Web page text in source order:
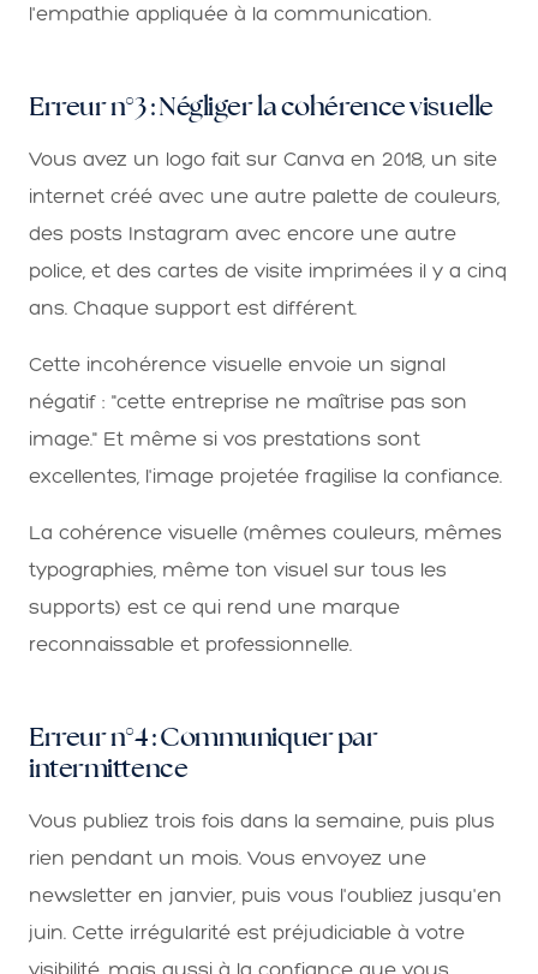
l'empathie appliquée à la communication.
Erreur n°3 : Négliger la cohérence visuelle
Vous avez un logo fait sur Canva en 2018, un site
internet créé avec une autre palette de couleurs,
des posts Instagram avec encore une autre
police, et des cartes de visite imprimées il y a cinq
ans. Chaque support est différent.
Cette incohérence visuelle envoie un signal
négatif : "cette entreprise ne maîtrise pas son
image." Et même si vos prestations sont
excellentes, l'image projetée fragilise la confiance.
La cohérence visuelle (mêmes couleurs, mêmes
typographies, même ton visuel sur tous les
supports) est ce qui rend une marque
reconnaissable et professionnelle.
Erreur n°4 : Communiquer par
intermittence
Vous publiez trois fois dans la semaine, puis plus
rien pendant un mois. Vous envoyez une
newsletter en janvier, puis vous l'oubliez jusqu'en
juin. Cette irrégularité est préjudiciable à votre
visibilité, mais aussi à la confiance que vous